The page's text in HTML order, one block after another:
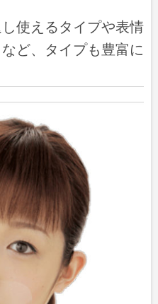
使えるタイプや表情
ど、タイプも豊富に